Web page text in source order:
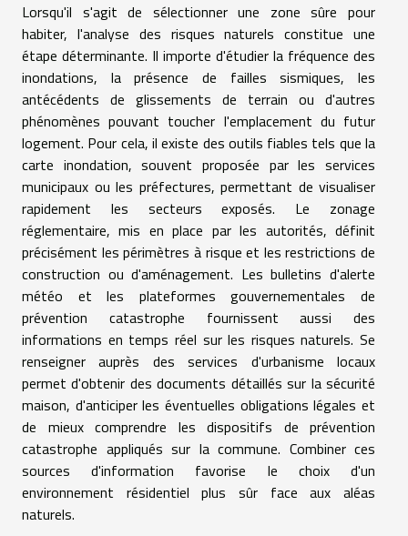
Lorsqu'il s'agit de sélectionner une zone sûre pour
habiter, l'analyse des risques naturels constitue une
étape déterminante. Il importe d'étudier la fréquence des
inondations, la présence de failles sismiques, les
antécédents de glissements de terrain ou d'autres
phénomènes pouvant toucher l'emplacement du futur
logement. Pour cela, il existe des outils fiables tels que la
carte inondation, souvent proposée par les services
municipaux ou les préfectures, permettant de visualiser
rapidement les secteurs exposés. Le zonage
réglementaire, mis en place par les autorités, définit
précisément les périmètres à risque et les restrictions de
construction ou d'aménagement. Les bulletins d'alerte
météo et les plateformes gouvernementales de
prévention catastrophe fournissent aussi des
informations en temps réel sur les risques naturels. Se
renseigner auprès des services d'urbanisme locaux
permet d'obtenir des documents détaillés sur la sécurité
maison, d'anticiper les éventuelles obligations légales et
de mieux comprendre les dispositifs de prévention
catastrophe appliqués sur la commune. Combiner ces
sources d'information favorise le choix d'un
environnement résidentiel plus sûr face aux aléas
naturels.